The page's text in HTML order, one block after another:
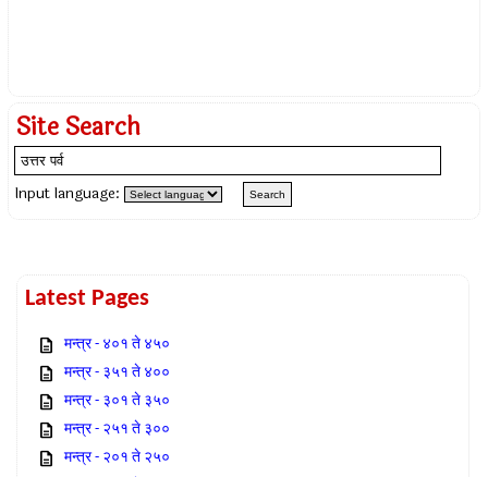
Site Search
Input language:
Latest Pages
मन्त्र - ४०१ ते ४५०
मन्त्र - ३५१ ते ४००
मन्त्र - ३०१ ते ३५०
मन्त्र - २५१ ते ३००
मन्त्र - २०१ ते २५०